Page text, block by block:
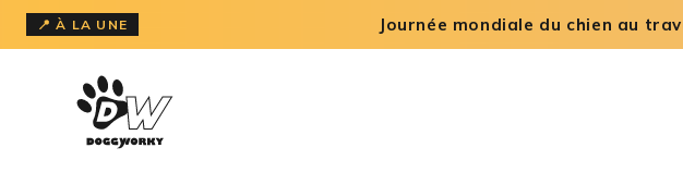
Aller
au
📍 À LA UNE Journée mondiale du chien au